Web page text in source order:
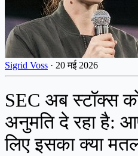
Sigrid Voss · 20 मई 2026
SEC अब स्टॉक्स
अनुमति दे रहा है:
लिए इसका क्या